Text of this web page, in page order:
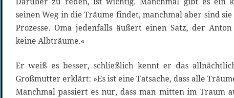
seinen Weg in die Träume findet, manchmal aber sind
Prozesse. Oma jedenfalls äußert einen Satz, der
keine Albträume.«
Er weiß es besser, schließlich kennt er das
Großmutter erklärt: »Es ist eine Tatsache, dass alle
Manchmal passiert es nur, dass man mitten im Traum